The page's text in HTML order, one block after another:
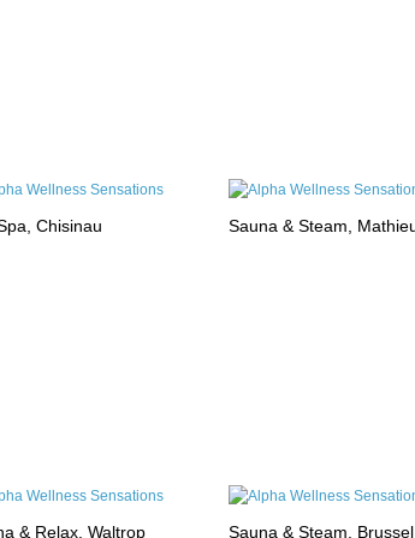
Chisinau Sauna & Steam,
& Relax, Waltrop Sauna & Steam, Brussel